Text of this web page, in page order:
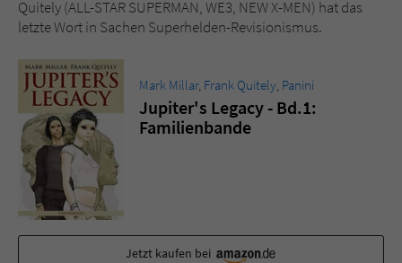
Quitely (ALL-STAR SUPERMAN, WE3, NEW X-MEN) hat das
letzte Wort in Sachen Superhelden-Revisionismus.
Mark Millar, Frank Quitely, Panini
Jupiter's Legacy - Bd.1:
Familienbande
Jetzt kaufen bei
Sicherheitscode des Kontaktformulars zu
überprüfen.